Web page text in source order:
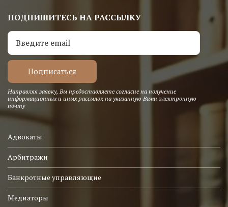
ПОДПИШИТЕСЬ НА РАССЫЛКУ
Направляя заявку, Вы предоставляете согласие на получение
информационных и иных рассылок на указанную Вами электронную
почту
Адвокаты
Арбитражи
Банкротные управляющие
Медиаторы